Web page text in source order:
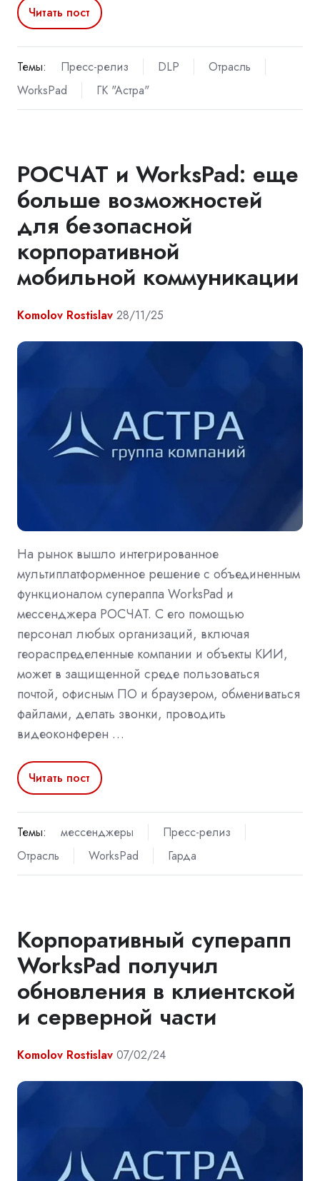
Читать пост
Темы: Пресс-релиз DLP
Отрасль
WorksPad
ГК "Астра"
РОСЧАТ и WorksPad: еще
больше возможностей
для безопасной
корпоративной
мобильной коммуникации
Komolov Rostislav 28/11/25
На рынок вышло интегрированное
мультиплатформенное решение с объединенным
функционалом супераппа WorksPad и
мессенджера РОСЧАТ. С его помощью
персонал любых организаций, включая
геораспределенные компании и объекты КИИ,
может в защищенной среде пользоваться
почтой, офисным ПО и браузером, обмениваться
файлами, делать звонки, проводить
видеоконферен …
Читать пост
Темы: мессенджеры
Пресс-релиз
Отрасль
WorksPad Гарда
Корпоративный суперапп
WorksPad получил
обновления в клиентской
и серверной части
Komolov Rostislav 07/02/24